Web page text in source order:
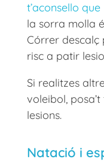
t’aconsello
la sorra molla
Córrer
risc a patir
Si realitzes
voleibol,
lesions.
Natació i